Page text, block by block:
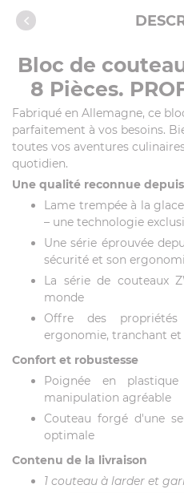
Caractéristiques
Bloc de
8 Pièces.
Fabriqué en Allemagne, ce
parfaitement à vos besoins.
toutes vos aventures
quotidien.
Une qualité reconnue depuis
Lame trempée à la
– une technologie
Une série éprouvée
sécurité et son
La série de couteaux
monde
Offre des
ergonomie, tranchant et
Confort et robustesse
Poignée en
manipulation agréable
Couteau forgé d'une
optimale
Contenu de la livraison
1 couteau à larder et